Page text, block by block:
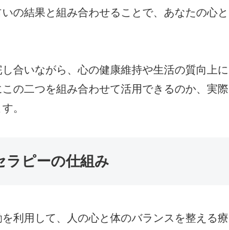
の結果と組み合わせることで、あなたの心と
合いながら、心の健康維持や生活の質向上に
の二つを組み合わせて活用できるのか、実際
。
ラピーの仕組み
利用して、人の心と体のバランスを整える療